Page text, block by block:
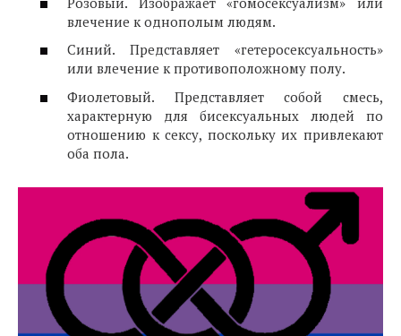
влечение к однополым людям.
Синий. Представляет «гетеросексуальность»
или влечение к противоположному полу.
Фиолетовый. Представляет собой смесь,
характерную для бисексуальных людей по
отношению к сексу, поскольку их привлекают
оба пола.